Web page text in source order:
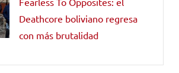
Deathcore boliviano regresa
con más brutalidad